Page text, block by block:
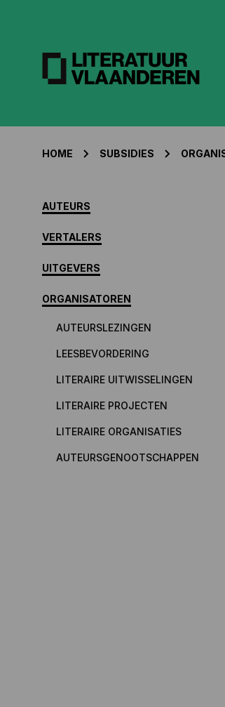
HOME SUBSIDIES
AUTEURS
VERTALERS
UITGEVERS
ORGANISATOREN
AUTEURSLEZINGEN
LEESBEVORDERING
LITERAIRE UITWISSELINGEN
LITERAIRE PROJECTEN
LITERAIRE ORGANISATIES
AUTEURSGENOOTSCHAPPEN